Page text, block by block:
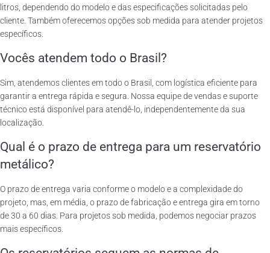
litros, dependendo do modelo e das especificações solicitadas pelo
cliente. Também oferecemos opções sob medida para atender projetos
específicos.
Vocês atendem todo o Brasil?
Sim, atendemos clientes em todo o Brasil, com logística eficiente para
garantir a entrega rápida e segura. Nossa equipe de vendas e suporte
técnico está disponível para atendê-lo, independentemente da sua
localização.
Qual é o prazo de entrega para um reservatório
metálico?
O prazo de entrega varia conforme o modelo e a complexidade do
projeto, mas, em média, o prazo de fabricação e entrega gira em torno
de 30 a 60 dias. Para projetos sob medida, podemos negociar prazos
mais específicos.